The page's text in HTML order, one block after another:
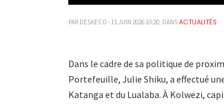
PAR DESKECO - 15 JUIN 2026 10:20, DANSACTUALITÉS
Dans le cadre de sa politique de
Portefeuille, Julie Shiku, a effectué
Katanga et du Lualaba. À Kolwezi,